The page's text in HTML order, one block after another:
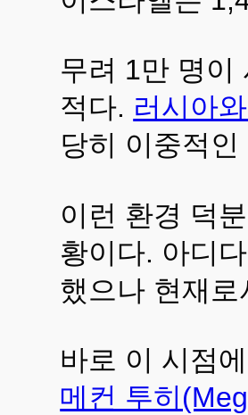
무려 1만 명이
적다. 러시아
당히 이중적인
이런 환경 덕
황이다. 아디
했으나 현재
바로 이 시점
메컨 투히